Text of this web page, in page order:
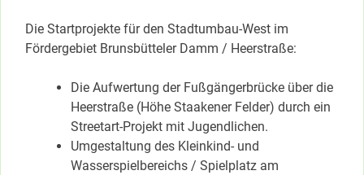
Die Startprojekte für den Stadtumbau-West im
Fördergebiet Brunsbütteler Damm / Heerstraße:
Die Aufwertung der Fußgängerbrücke über die
Heerstraße (Höhe Staakener Felder) durch ein
Streetart-Projekt mit Jugendlichen.
Umgestaltung des Kleinkind- und
Wasserspielbereichs / Spielplatz am